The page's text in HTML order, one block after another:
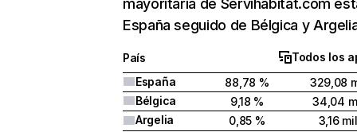
mayoritaria de Servihabitat.com
España seguido de Bélgica y
País
Todos los
España
88,78 %
329,08
Bélgica
9,18 %
34,04
Argelia
0,85 %
3,16 mil